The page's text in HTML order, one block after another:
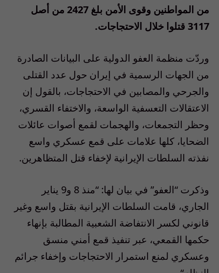
من المواطنين وقوى الأمن بلغ
من أصل
3117 قتلوا خلال الاحتجاجات.
وردّت منظمة العفو الدولية على البيانات الصادرة
من الجهات الرسمية في إيران حول عدد القتلى
والجرحي والمصابين في الاحتجاجات، بالقول إن
الاعتقالات التعسفية الواسعة، والاختفاء القسري،
وحظر التجمعات، والهجمات لقمع أصوات عائلات
الضحايا، كلها علامات على قمع عسكري واسع
نفذته السلطات الإيرانية لإخفاء قتل المتظاهرين.
وذكرت “العفو” في بيان لها: “منذ و9 يناير
الجاري، قامت السلطات الإيرانية بقتل واسع وغير
قانوني لكسر الانتفاضة الشعبية المطالبة بإنهاء
حكمها القمعي، عبر تنفيذ قمع أمني منسق
وعسكري لمنع استمرار الاحتجاجات وإخفاء جرائم